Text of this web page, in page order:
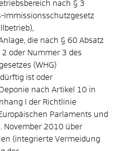
nach § 3
Immissionsschutzgesetz
die nach § 60 Absatz
oder Nummer 3 des
(WHG)
ist oder
nach Artikel 10 in
I der Richtlinie
Parlaments und
November 2010 über
(integrierte Vermeidung